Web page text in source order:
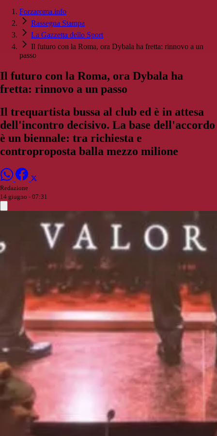
Forzaroma.info
Rassegna Stampa
La Gazzetta dello Sport
Il futuro con la Roma, ora Dybala ha fretta: rinnovo a un
passo
Il futuro con la Roma, ora Dybala ha
fretta: rinnovo a un passo
Il trequartista bussa al club ed è in attesa
dell'incontro decisivo. La base dell'accordo
è un biennale: tra richiesta e
controproposta balla mezzo milione
Redazione
14 giugno - 07:31